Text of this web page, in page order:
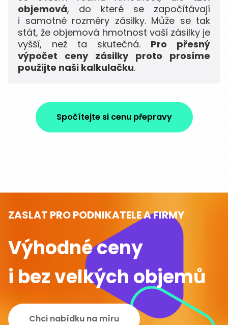
objemová, do které se započítávají
i samotné rozměry zásilky. Může se tak
stát, že objemová hmotnost vaší zásilky je
vyšší, než ta skutečná. Pro přesný
výpočet ceny zásilky proto prosíme
použijte naši kalkulačku.
Spočítejte si cenu přepravy
ZASLAT PRO PODNIKATELE A FIRMY
Výhodné ceny
i bez velkých objemů
Chci nabídku na míru